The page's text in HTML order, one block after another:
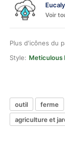
Voir
Plus d'icônes du
Style: Meticulous
outil ferme
agriculture et